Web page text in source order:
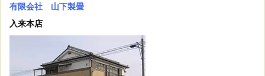
有限会社 山下製畳
入来本店